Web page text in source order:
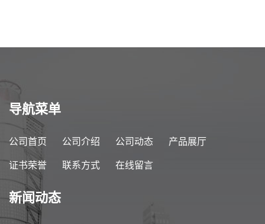
导航菜单
公司首页 公司介绍 公司动态 产品展厅
证书荣誉 联系方式 在线留言
新闻动态